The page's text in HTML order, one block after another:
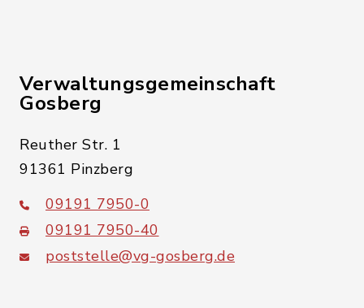
Verwaltungsgemeinschaft
Gosberg
Reuther Str. 1
91361 Pinzberg
09191 7950-0
09191 7950-40
poststelle@vg-gosberg.de